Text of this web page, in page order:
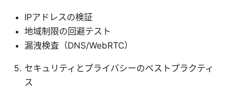
IPアドレスの検証
地域制限の回避テスト
漏洩検査（DNS/WebRTC）
セキュリティとプライバシーのベストプラクティ
ス